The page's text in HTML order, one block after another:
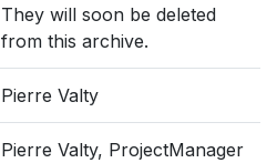
They will soon be deleted
from this archive.
Pierre Valty
Pierre Valty, ProjectManager